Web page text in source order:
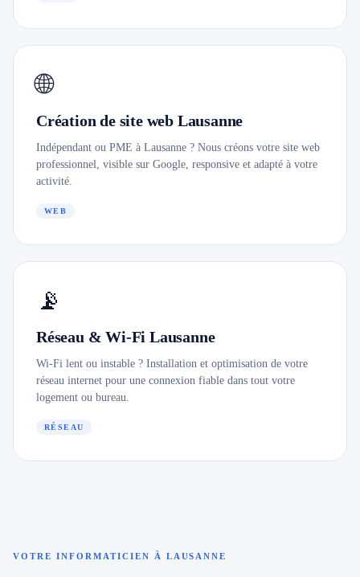
🌐
Création de site web Lausanne
Indépendant ou PME à Lausanne ? Nous créons votre site web
professionnel, visible sur Google, responsive et adapté à votre
activité.
WEB
📡
Réseau & Wi-Fi Lausanne
Wi-Fi lent ou instable ? Installation et optimisation de votre
réseau internet pour une connexion fiable dans tout votre
logement ou bureau.
RÉSEAU
VOTRE INFORMATICIEN À LAUSANNE